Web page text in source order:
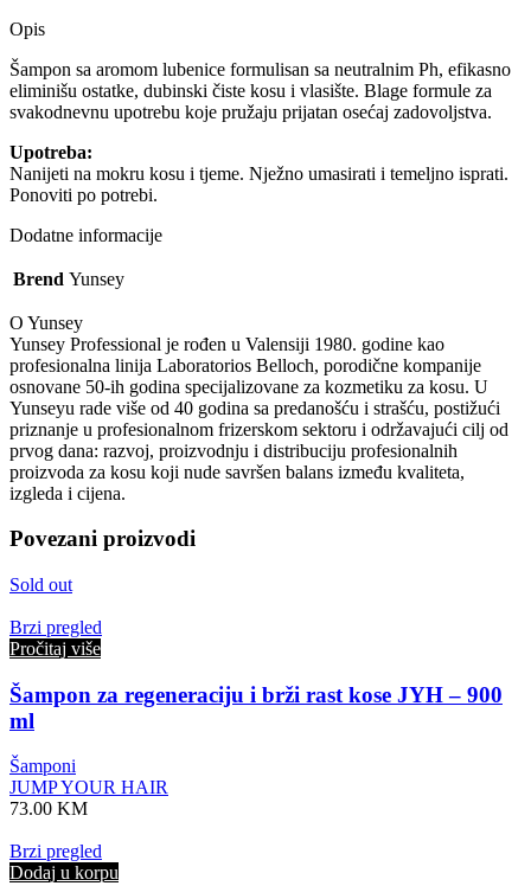
Opis
Šampon sa aromom lubenice formulisan sa neutralnim Ph, efikasno
eliminišu ostatke, dubinski čiste kosu i vlasište. Blage formule za
svakodnevnu upotrebu koje pružaju prijatan osećaj zadovoljstva.
Upotreba:
Nanijeti na mokru kosu i tjeme. Nježno umasirati i temeljno isprati.
Ponoviti po potrebi.
Dodatne informacije
Brend Yunsey
O Yunsey
Yunsey Professional je rođen u Valensiji 1980. godine kao
profesionalna linija Laboratorios Belloch, porodične kompanije
osnovane 50-ih godina specijalizovane za kozmetiku za kosu. U
Yunseyu rade više od 40 godina sa predanošću i strašću, postižući
priznanje u profesionalnom frizerskom sektoru i održavajući cilj od
prvog dana: razvoj, proizvodnju i distribuciju profesionalnih
proizvoda za kosu koji nude savršen balans između kvaliteta,
izgleda i cijena.
Povezani proizvodi
Sold out
Brzi pregled
Pročitaj više
Šampon za regeneraciju i brži rast kose JYH – 900
ml
Šamponi
JUMP YOUR HAIR
73.00 KM
Brzi pregled
Dodaj u korpu